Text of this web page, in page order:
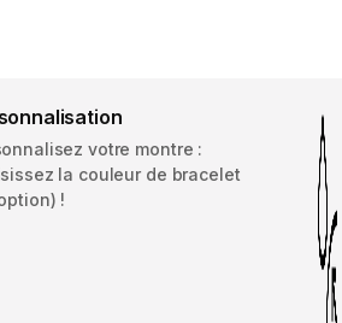
votre montre :
la couleur de bracelet
!